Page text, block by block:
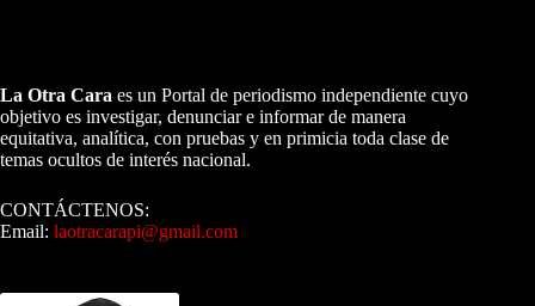
La Otra Cara es un Portal de periodismo independiente cuyo
objetivo es investigar, denunciar e informar de manera
equitativa, analítica, con pruebas y en primicia toda clase de
temas ocultos de interés nacional.
CONTÁCTENOS:
Email: laotracarapi@gmail.com